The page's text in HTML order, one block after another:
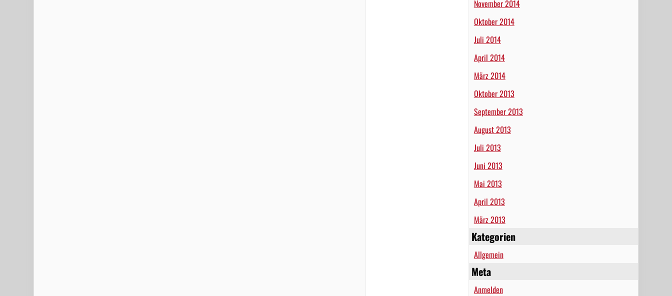
November 2014
Oktober 2014
Juli 2014
April 2014
März 2014
Oktober 2013
September 2013
August 2013
Juli 2013
Juni 2013
Mai 2013
April 2013
März 2013
Kategorien
Allgemein
Meta
Anmelden